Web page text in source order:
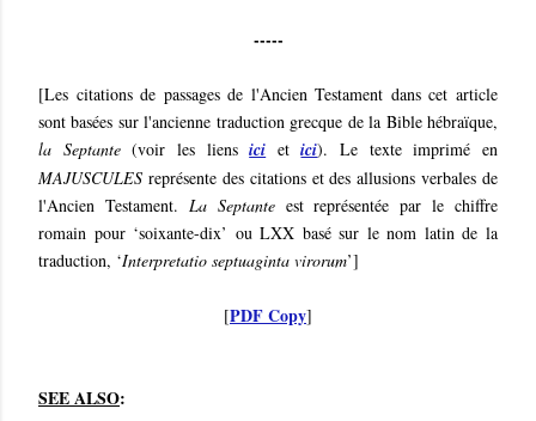
-----
[Les citations de passages de l'Ancien Testament dans cet article
sont basées sur l'ancienne traduction grecque de la Bible hébraïque,
la Septante(voir les liensici etici). Le texte imprimé en
MAJUSCULES représente des citations et des allusions verbales de
l'Ancien Testament. La Septanteest représentée par le chiffre
romain pour ‘soixante-dix’ ou LXX basé sur le nom latin de la
traduction, ‘Interpretatio septuaginta virorum’]
[PDF Copy]
SEE ALSO: